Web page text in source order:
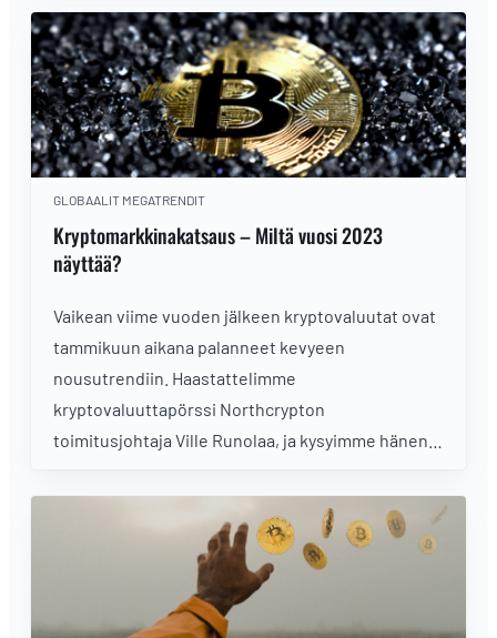
GLOBAALIT MEGATRENDIT
Kryptomarkkinakatsaus – Miltä vuosi 2023
näyttää?
Vaikean viime vuoden jälkeen kryptovaluutat ovat
tammikuun aikana palanneet kevyeen
nousutrendiin. Haastattelimme
kryptovaluuttapörssi Northcrypton
toimitusjohtaja Ville Runolaa, ja kysyimme hänen